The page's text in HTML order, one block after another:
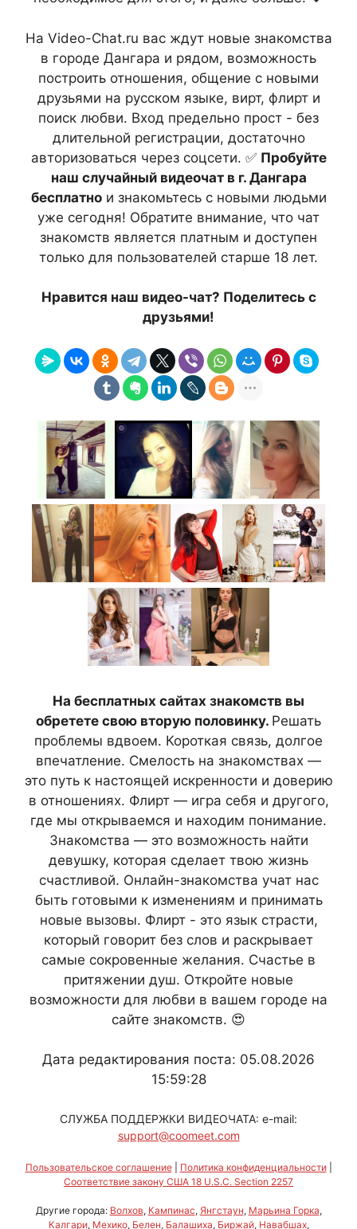
На Video-Chat.ru вас ждут новые знакомства
в городе Дангара и рядом, возможность
построить отношения, общение с новыми
друзьями на русском языке, вирт, флирт и
поиск любви. Вход предельно прост - без
длительной регистрации, достаточно
авторизоваться через соцсети. ✅ Пробуйте
наш случайный видеочат в г. Дангара
бесплатнои знакомьтесь с новыми людьми
уже сегодня! Обратите внимание, что чат
знакомств является платным и доступен
только для пользователей старше 18 лет.
Нравится наш видео-чат? Поделитесь с
друзьями!
На бесплатных сайтах знакомств вы
обретете свою вторую половинку. Решать
проблемы вдвоем. Короткая связь, долгое
впечатление. Смелость на знакомствах —
это путь к настоящей искренности и доверию
в отношениях. Флирт — игра себя и другого,
где мы открываемся и находим понимание.
Знакомства — это возможность найти
девушку, которая сделает твою жизнь
счастливой. Онлайн-знакомства учат нас
быть готовыми к изменениям и принимать
новые вызовы. Флирт - это язык страсти,
который говорит без слов и раскрывает
самые сокровенные желания. Счастье в
притяжении душ. Откройте новые
возможности для любви в вашем городе на
сайте знакомств. 😍
Дата редактирования поста: 05.08.2026
15:59:28
СЛУЖБА ПОДДЕРЖКИ ВИДЕОЧАТА: e-mail:
support@coomeet.com
Пользовательское соглашение| Политика конфиденциальности|
Соответствие закону США 18 U.S.C. Section 2257
Другие города: Волхов, Кампинас, Янгстаун, Марьина Горка,
Калгари, Мехико, Белен, Балашиха, Биржай, Навабшах,